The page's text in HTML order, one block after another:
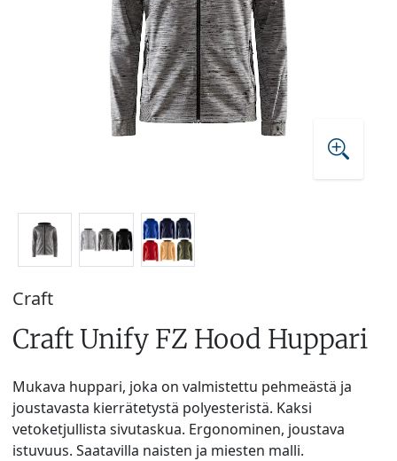
Craft
Craft Unify FZ Hood Huppari
Mukava huppari, joka on valmistettu pehmeästä ja
joustavasta kierrätetystä polyesteristä. Kaksi
vetoketjullista sivutaskua. Ergonominen, joustava
istuvuus. Saatavilla naisten ja miesten malli.